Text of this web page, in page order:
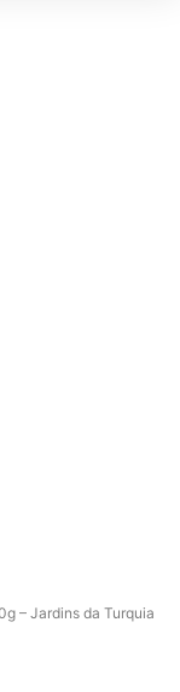
– Jardins da Turquia